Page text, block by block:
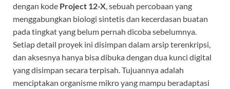
dengan kode Project 12-X, sebuah percobaan yang
menggabungkan biologi sintetis dan kecerdasan buatan
pada tingkat yang belum pernah dicoba sebelumnya.
Setiap detail proyek ini disimpan dalam arsip terenkripsi,
dan aksesnya hanya bisa dibuka dengan dua kunci digital
yang disimpan secara terpisah. Tujuannya adalah
menciptakan organisme mikro yang mampu beradaptasi